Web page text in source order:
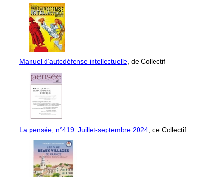
Manuel d’autodéfense intellectuelle , de Collectif
La pensée, n°419. Juillet-septembre 2024 , de Collectif